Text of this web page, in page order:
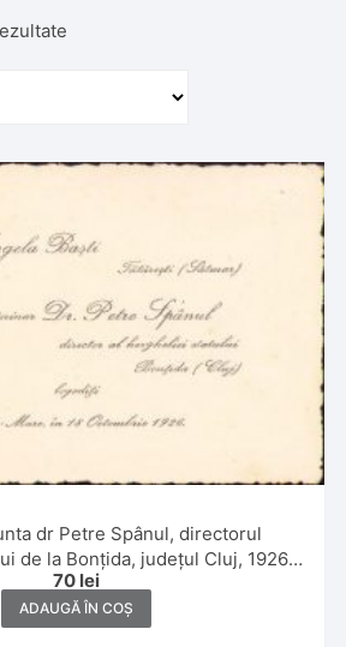
dr Petre Spânul, directorul
de la Bonțida, județul Cluj, 1926,
Satu-Mare
70 lei
ADAUGĂ ÎN COȘ